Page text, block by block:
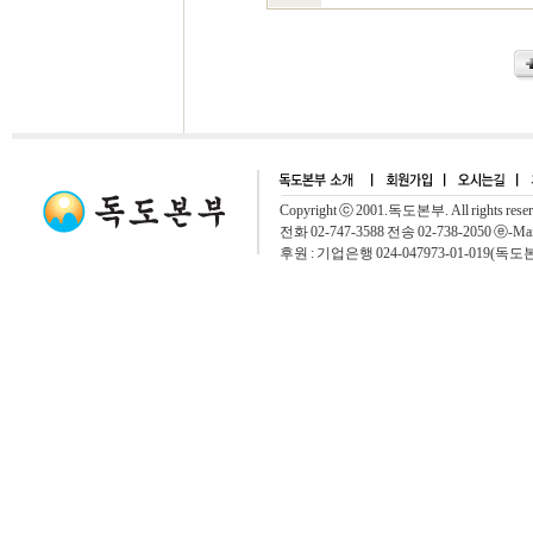
Copyright ⓒ 2001.독도본부. All rights
전화 02-747-3588 전송 02-738-2050 ⓔ-
후원 : 기업은행 024-047973-01-019(독도